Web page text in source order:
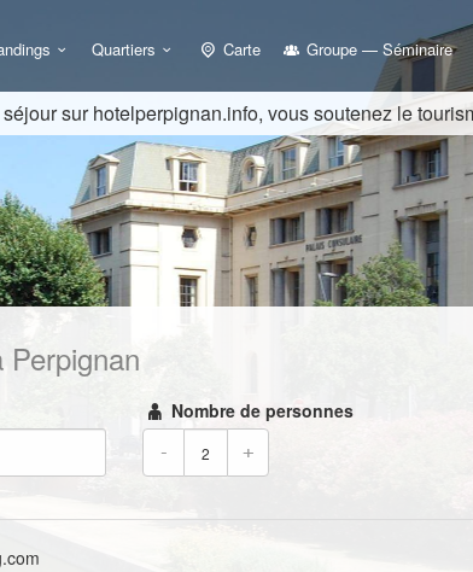
Quartiers Carte Groupe — Séminaire
sur hotelperpignan.info, vous soutenez le
Nombre de personnes
- +